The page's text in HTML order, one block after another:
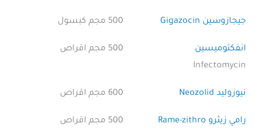
جيجازوسين Gigazocin 500 مجم كبسول
انفكتوميسين
Infectomycin
500 مجم اقراص
نيوزوليد Neozolid 600 مجم اقراص
رامي زيثرو Rame-zithro 500 مجم اقراص